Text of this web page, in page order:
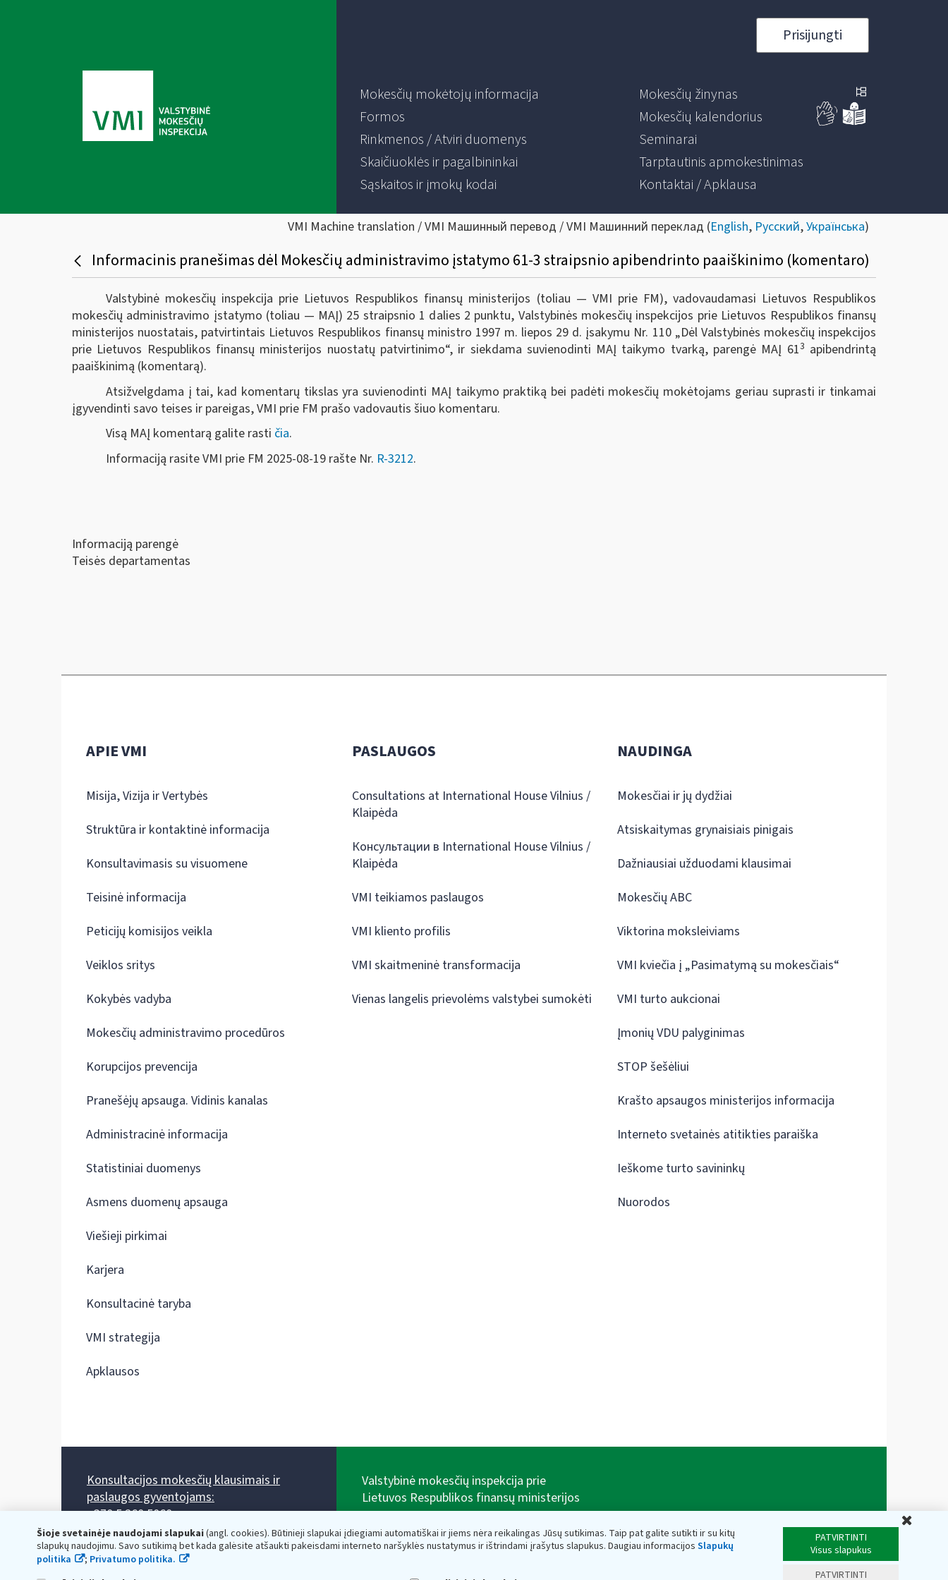
Prisijungti
Mokesčių mokėtojų informacija
Formos
Rinkmenos / Atviri duomenys
Skaičiuoklės ir pagalbininkai
Sąskaitos ir įmokų kodai
Mokesčių žinynas
Mokesčių kalendorius
Seminarai
Tarptautinis apmokestinimas
Kontaktai / Apklausa
VMI Machine translation / VMI Машинный перевод / VMI Машинний переклад (English, Русский,Українська)
Informacinis pranešimas dėl Mokesčių administravimo įstatymo 61-3 straipsnio apibendrinto paaiškinimo (komentaro)
Valstybinė mokesčių inspekcija prie Lietuvos Respublikos finansų ministerijos (toliau — VMI prie FM), vadovaudamasi Lietuvos Respublikos
mokesčių administravimo įstatymo (toliau — MAĮ) 25 straipsnio 1 dalies 2 punktu, Valstybinės mokesčių inspekcijos prie Lietuvos Respublikos finansų
ministerijos nuostatais, patvirtintais Lietuvos Respublikos finansų ministro 1997 m. liepos 29 d. įsakymu Nr. 110 „Dėl Valstybinės mokesčių inspekcijos
prie Lietuvos Respublikos finansų ministerijos nuostatų patvirtinimo“, ir siekdama suvienodinti MAĮ taikymo tvarką, parengė MAĮ 613 apibendrintą
paaiškinimą (komentarą).
Atsižvelgdama į tai, kad komentarų tikslas yra suvienodinti MAĮ taikymo praktiką bei padėti mokesčių mokėtojams geriau suprasti ir tinkamai
įgyvendinti savo teises ir pareigas, VMI prie FM prašo vadovautis šiuo komentaru.
Visą MAĮ komentarą galite rasti čia.
Informaciją rasite VMI prie FM 2025-08-19 rašte Nr. R-3212.
Informaciją parengė
Teisės departamentas
Šioje svetainėje naudojami slapukai(angl. cookies). Būtinieji slapukai įdiegiami automatiškai ir jiems nėra reikalingas Jūsų sutikimas. Taip pat galite sutikti ir su kitų
slapukų naudojimu. Savo sutikimą bet kada galėsite atšaukti pakeisdami interneto naršyklės nustatymus ir ištrindami įrašytus slapukus. Daugiau informacijos Slapukų
politika
; Privatumo politika.
PATVIRTINTI
Visus slapukus
PATVIRTINTI
APIE VMI
Misija, Vizija ir Vertybės
Struktūra ir kontaktinė informacija
Konsultavimasis su visuomene
Teisinė informacija
Peticijų komisijos veikla
Veiklos sritys
Kokybės vadyba
Mokesčių administravimo procedūros
Korupcijos prevencija
Pranešėjų apsauga. Vidinis kanalas
Administracinė informacija
Statistiniai duomenys
Asmens duomenų apsauga
Viešieji pirkimai
Karjera
Konsultacinė taryba
VMI strategija
Apklausos
PASLAUGOS
Consultations at International House Vilnius /
Klaipėda
Консультации в International House Vilnius /
Klaipėda
VMI teikiamos paslaugos
VMI kliento profilis
VMI skaitmeninė transformacija
Vienas langelis prievolėms valstybei sumokėti
NAUDINGA
Mokesčiai ir jų dydžiai
Atsiskaitymas grynaisiais pinigais
Dažniausiai užduodami klausimai
Mokesčių ABC
Viktorina moksleiviams
VMI kviečia į „Pasimatymą su mokesčiais“
VMI turto aukcionai
Įmonių VDU palyginimas
STOP šešėliui
Krašto apsaugos ministerijos informacija
Interneto svetainės atitikties paraiška
Ieškome turto savininkų
Nuorodos
Konsultacijos mokesčių klausimais ir
paslaugos gyventojams:
+370 5 260 5060
Darbo laikas: I-IV 8.00-17.00, V 8.00-15.45.
Prieššventinę dieną - viena valanda trumpiau.
Kiekvieno mėnesio antrą penktadienį 8.00 val. - 12.00 val.
Valstybinė mokesčių inspekcija prie
Lietuvos Respublikos finansų ministerijos
adresas: Vasario 16-osios g. 14, 01107 Vilnius, Lietuva,
el.paštas:vmi@vmi.lt, E. pristatymo dėžutės adresas
Lietuvos Respublikos finansų ministerijos kaupiami ir